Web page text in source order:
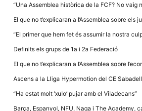
“Una Assemblea històrica de la FCF? No vaig
El que no t’explicaran a l’Assemblea sobre els
“El primer que hem fet és assumir la nostra
Definits els grups de 1a i 2a Federació
El que no t’explicaran a l’Assemblea sobre
Ascens a la Lliga Hypermotion del CE Sabadell
“Ha estat molt ‘xulo’ pujar amb el Viladecans”
Barça, Espanyol, NFU, Naga i The Academy,
lloc